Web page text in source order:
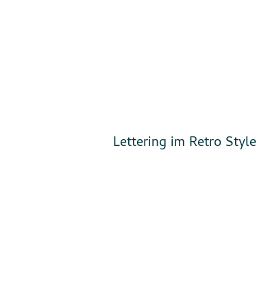
Lettering im Retro Style